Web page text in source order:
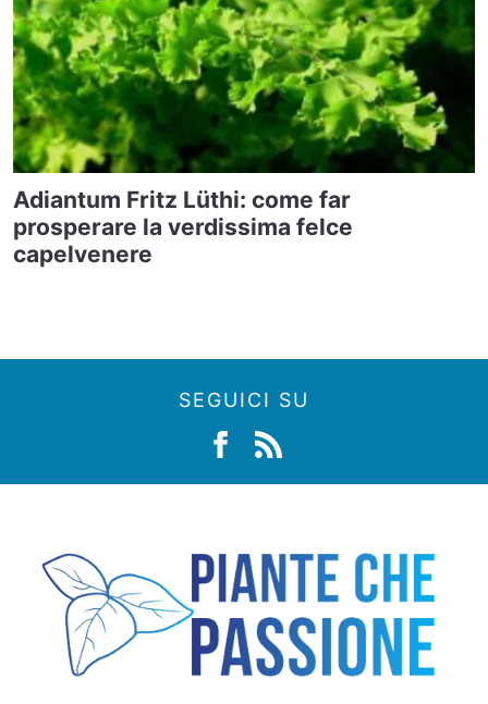
Adiantum Fritz Lüthi: come far
prosperare la verdissima felce
capelvenere
SEGUICI SU